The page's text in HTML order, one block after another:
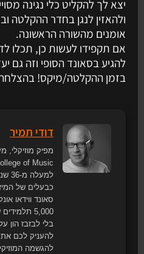
יצא לך להקליט כלי נגינה
ולהאזין לנגן בחדר ההקלטה
אומנים מהשורה הראשונה.
אם תקפידו לעשות כן, תכלו
להגיע בסאונד הסופי וזה גם
בזמן ההקלטה/מיקס!
דודי תמיר
מפיק מוזיקלי,
כבעלים של
סאונד ווידאו
5,000
בלי לבזבז הון
להעניק לכם את
להגשמה